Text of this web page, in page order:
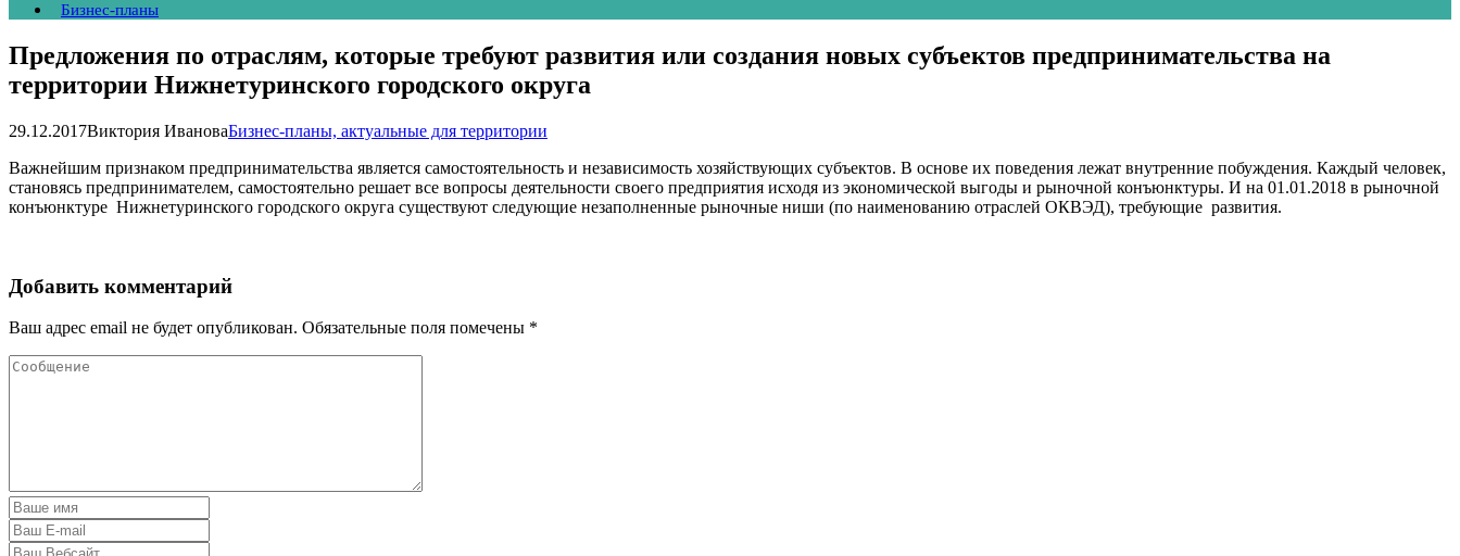
Бизнес-планы
Предложения по отраслям, которые требуют развития или создания новых субъектов предпринимательства на
территории Нижнетуринского городского округа
29.12.2017Виктория ИвановаБизнес-планы, актуальные для территории
Важнейшим признаком предпринимательства является самостоятельность и независимость хозяйствующих субъектов. В основе их поведения лежат внутренние побуждения. Каждый человек,
становясь предпринимателем, самостоятельно решает все вопросы деятельности своего предприятия исходя из экономической выгоды и рыночной конъюнктуры. И на 01.01.2018 в рыночной
конъюнктуре Нижнетуринского городского округа существуют следующие незаполненные рыночные ниши (по наименованию отраслей ОКВЭД), требующие развития.
Добавить комментарий
Ваш адрес email не будет опубликован. Обязательные поля помечены *